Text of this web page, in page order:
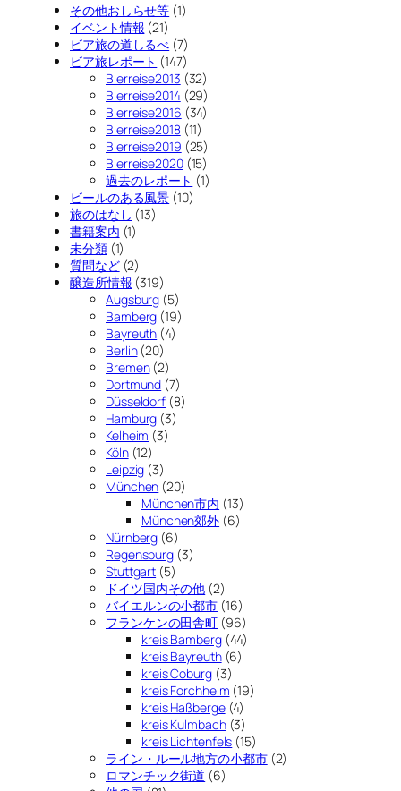
その他おしらせ等 (1)
イベント情報 (21)
ビア旅の道しるべ (7)
ビア旅レポート (147)
Bierreise2013 (32)
Bierreise2014(29)
Bierreise2016 (34)
Bierreise2018(11)
Bierreise2019 (25)
Bierreise2020(15)
過去のレポート (1)
ビールのある風景 (10)
旅のはなし (13)
書籍案内 (1)
未分類(1)
質問など(2)
醸造所情報 (319)
Augsburg (5)
Bamberg (19)
Bayreuth (4)
Berlin(20)
Bremen(2)
Dortmund (7)
Düsseldorf (8)
Hamburg (3)
Kelheim (3)
Köln(12)
Leipzig (3)
München (20)
München市内 (13)
München郊外 (6)
Nürnberg (6)
Regensburg (3)
Stuttgart (5)
ドイツ国内その他 (2)
バイエルンの小都市 (16)
フランケンの田舎町 (96)
kreis Bamberg(44)
kreis Bayreuth(6)
kreis Coburg(3)
kreis Forchheim (19)
kreis Haßberge(4)
kreis Kulmbach(3)
kreis Lichtenfels (15)
ライン・ルール地方の小都市(2)
ロマンチック街道 (6)